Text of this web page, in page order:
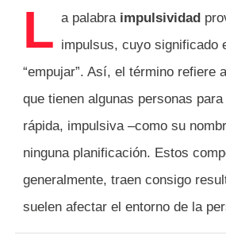
L a palabra impulsividad
impulsus, cuyo significado
“empujar”. Así, el término refiere
que tienen algunas personas
rápida, impulsiva –como su
ninguna planificación. Estos
generalmente, traen consigo
suelen afectar el entorno de la